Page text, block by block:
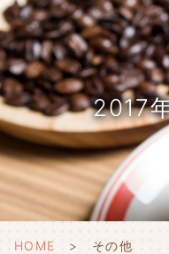
2017
HOME その他